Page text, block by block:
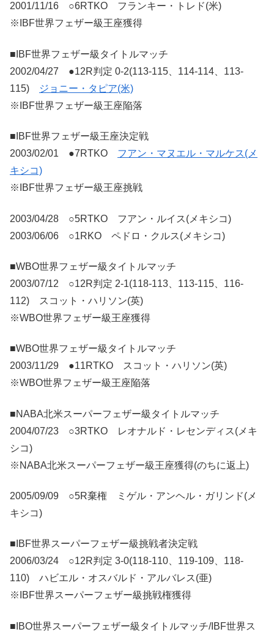
2001/11/16 ○6RTKO フランキー・トレド(米)
※IBF世界フェザー級王座獲得
■IBF世界フェザー級タイトルマッチ
2002/04/27 ●12R判定 0-2(113-115、114-114、113-
115)
ジョニー・タピア(米)
※IBF世界フェザー級王座陥落
■IBF世界フェザー級王座決定戦
2003/02/01 ●7RTKO フアン・マヌエル・マルケス(メ
キシコ)
※IBF世界フェザー級王座挑戦
2003/04/28 ○5RTKO フアン・ルイス(メキシコ)
2003/06/06 ○1RKO ペドロ・クルス(メキシコ)
■WBO世界フェザー級タイトルマッチ
2003/07/12 ○12R判定 2-1(118-113、113-115、116-
112) スコット・ハリソン(英)
※WBO世界フェザー級王座獲得
■WBO世界フェザー級タイトルマッチ
2003/11/29 ●11RTKO スコット・ハリソン(英)
※WBO世界フェザー級王座陥落
■NABA北米スーパーフェザー級タイトルマッチ
2004/07/23 ○3RTKO レオナルド・レセンディス(メキ
シコ)
※NABA北米スーパーフェザー級王座獲得(のちに返上)
2005/09/09 ○5R棄権 ミゲル・アンヘル・ガリンド(メ
キシコ)
■IBF世界スーパーフェザー級挑戦者決定戦
2006/03/24 ○12R判定 3-0(118-110、119-109、118-
110) ハビエル・オスバルド・アルバレス(亜)
※IBF世界スーパーフェザー級挑戦権獲得
■IBO世界スーパーフェザー級タイトルマッチ/IBF世界ス